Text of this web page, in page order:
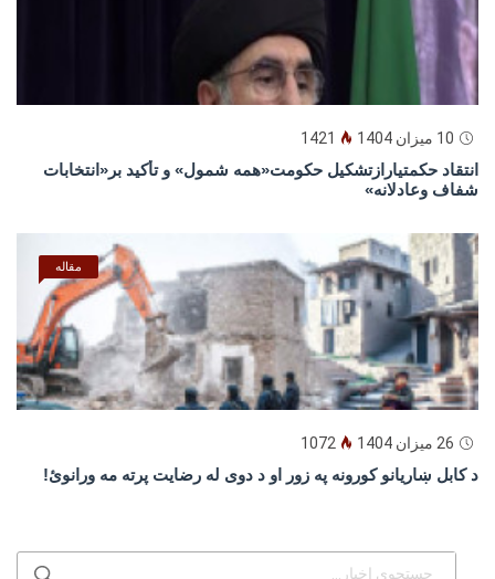
10 میزان 1404 1421
انتقاد حکمتیارازتشکیل حکومت«همه شمول» و تأکید بر«انتخابات
شفاف وعادلانه»
مقاله
26 میزان 1404 1072
د كابل ښاريانو كورونه په زور او د دوى له رضايت پرته مه ورانوئ!